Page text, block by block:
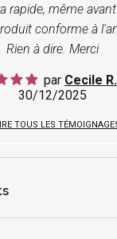
rapide, même
conforme à
Rien à dire. Merci
par Cecile R.
30/12/2025
TOUS LES